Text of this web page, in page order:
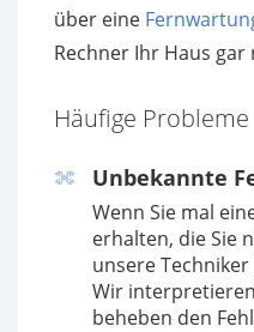
über eine
Rechner Ihr Haus
Häufige Probleme
Unbekannte
Wenn Sie mal
erhalten, die Sie
unsere
Wir
beheben den